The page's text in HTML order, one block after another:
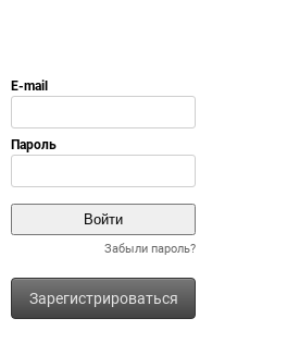
Забыли пароль?
Зарегистрироваться